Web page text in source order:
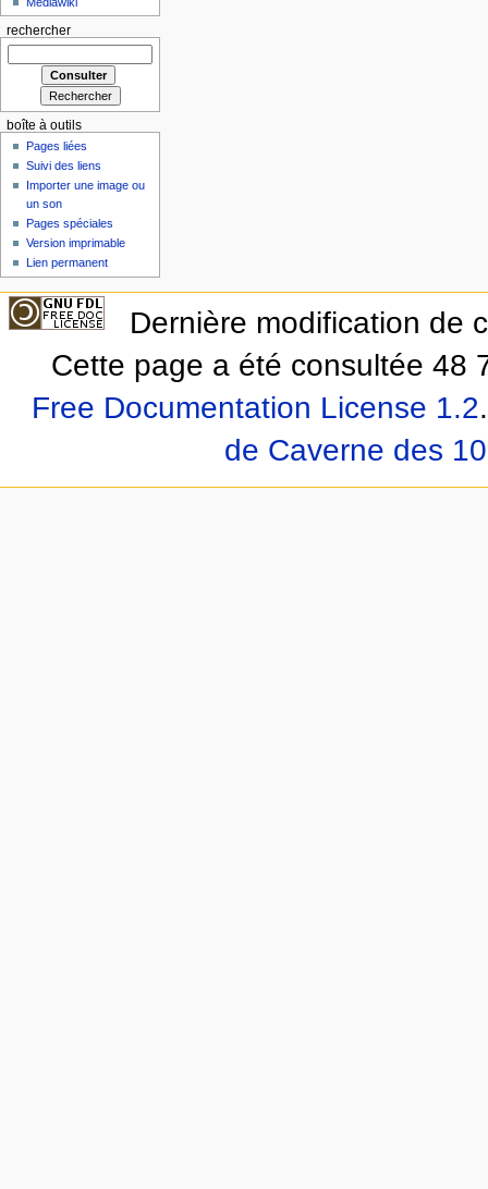
rechercher
boîte à outils
Pages liées
Suivi des liens
Importer une image ou
un son
Pages spéciales
Version imprimable
Lien permanent
Dernière modification de
Cette page a été consultée 48
Free Documentation License 1.2.
de Caverne des